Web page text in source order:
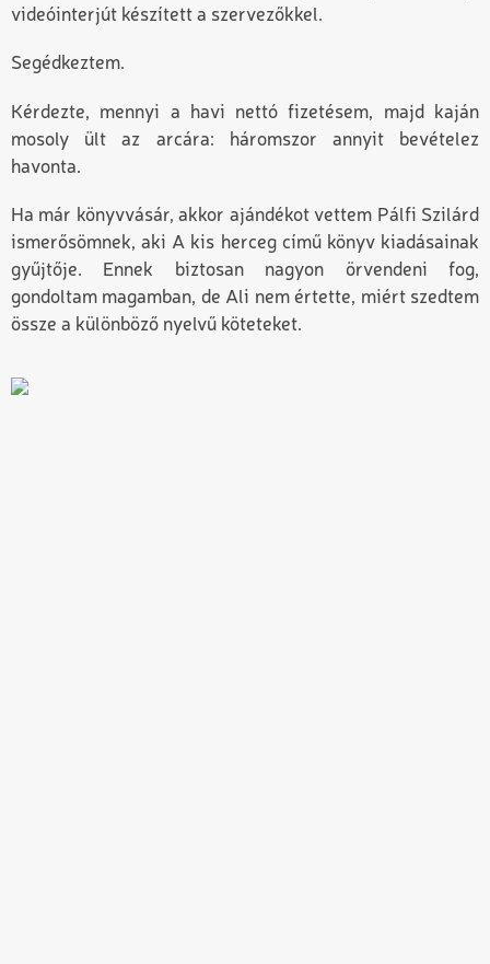
videóinterjút készített a szervezőkkel.
Segédkeztem.
Kérdezte, mennyi a havi nettó fizetésem, majd kaján
mosoly ült az arcára: háromszor annyit bevételez
havonta.
Ha már könyvvásár, akkor ajándékot vettem Pálfi Szilárd
ismerősömnek, aki A kis herceg című könyv kiadásainak
gyűjtője. Ennek biztosan nagyon örvendeni fog,
gondoltam magamban, de Ali nem értette, miért szedtem
össze a különböző nyelvű köteteket.